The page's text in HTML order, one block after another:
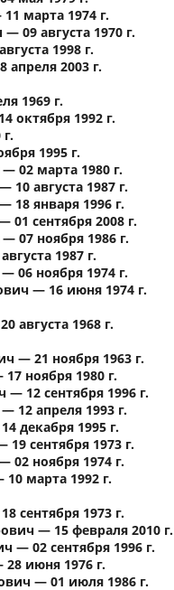
марта 1974 г.
09 августа 1970 г.
1998 г.
2003 г.
1969 г.
октября 1992 г.
1995 г.
02 марта 1980 г.
августа 1987 г.
января 1996 г.
сентября 2008 г.
07 ноября 1986 г.
1987 г.
06 ноября 1974 г.
— 16 июня 1974 г.
августа 1968 г.
— 21 ноября 1963 г.
ноября 1980 г.
12 сентября 1996 г.
12 апреля 1993 г.
декабря 1995 г.
сентября 1973 г.
02 ноября 1974 г.
марта 1992 г.
сентября 1973 г.
— 15 февраля 2010 г.
— 02 сентября 1996 г.
июня 1976 г.
— 01 июля 1986 г.